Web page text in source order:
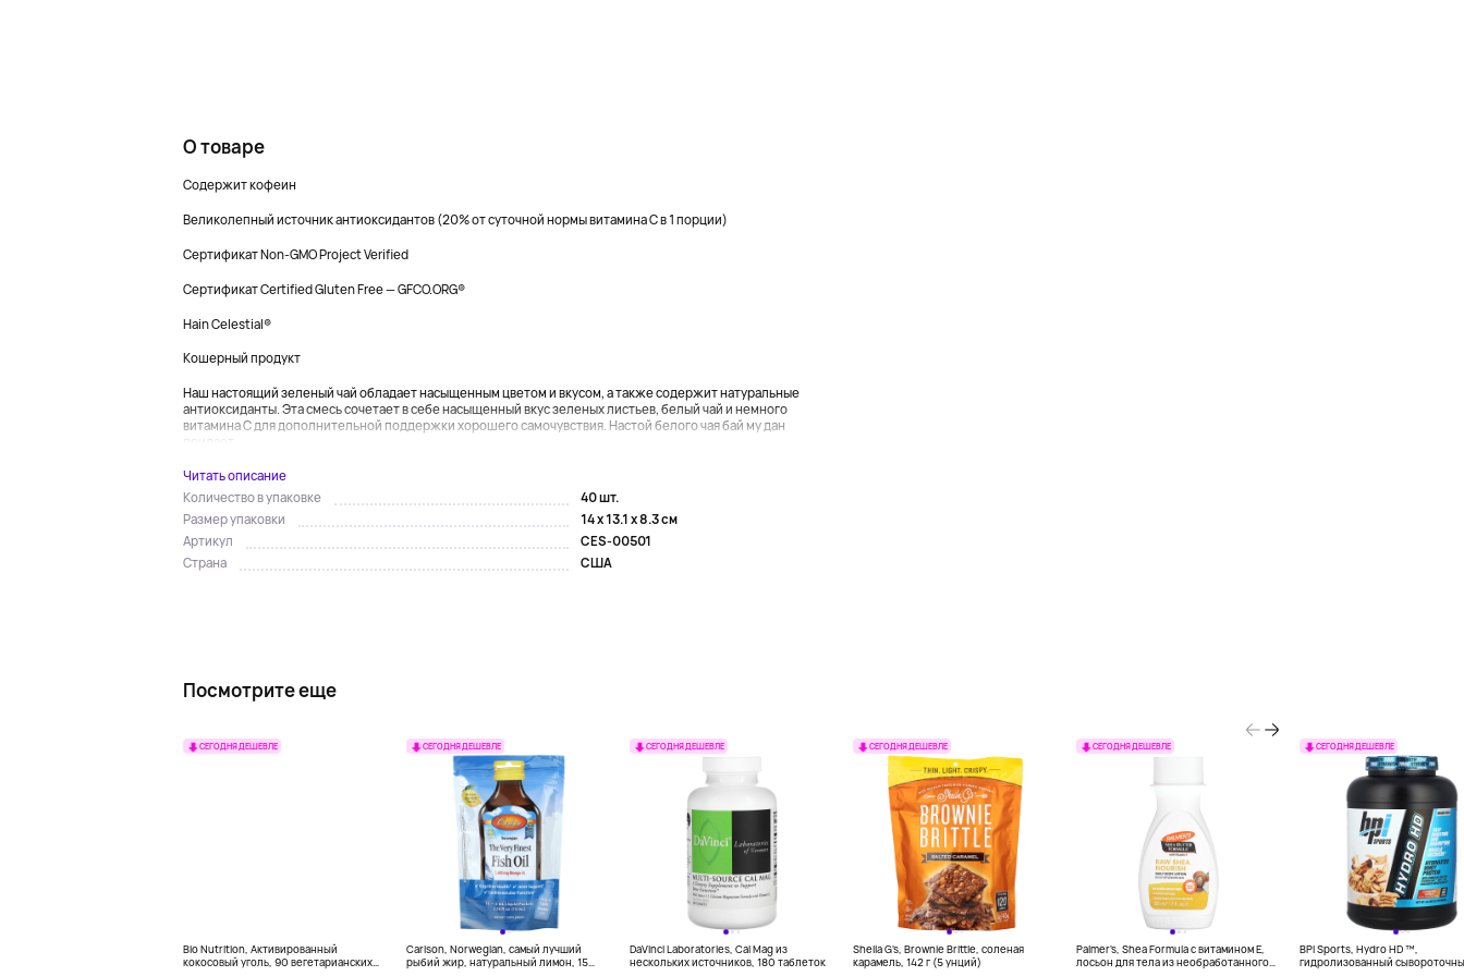
О товаре
Содержит кофеин
Великолепный источник антиоксидантов (20% от суточной нормы витамина C в 1 порции)
Сертификат Non-GMO Project Verified
Сертификат Certified Gluten Free — GFCO.ORG®
Hain Celestial®
Кошерный продукт
Наш настоящий зеленый чай обладает насыщенным цветом и вкусом, а также содержит натуральные
антиоксиданты. Эта смесь сочетает в себе насыщенный вкус зеленых листьев, белый чай и немного
витамина C для дополнительной поддержки хорошего самочувствия. Настой белого чая бай му дан
Читать описание
Количество в упаковке
40 шт.
Размер упаковки
14 x 13.1 x 8.3 см
Артикул
CES-00501
Страна
США
Посмотрите еще
СЕГОДНЯ ДЕШЕВЛЕ
Bio Nutrition, Активированный
кокосовый уголь, 90 вегетарианских
СЕГОДНЯ ДЕШЕВЛЕ
Carlson, Norwegian, самый лучший
рыбий жир, натуральный лимон, 15
СЕГОДНЯ ДЕШЕВЛЕ
DaVinci Laboratories, Cal Mag из
нескольких источников, 180 таблеток
СЕГОДНЯ ДЕШЕВЛЕ
Sheila G's, Brownie Brittle, соленая
карамель, 142 г (5 унций)
СЕГОДНЯ ДЕШЕВЛЕ
Palmer's, Shea Formula с витамином E,
лосьон для тела из необработанного
СЕГОДНЯ ДЕШЕВЛЕ
BPI Sports, Hydro HD ™,
гидролизованный